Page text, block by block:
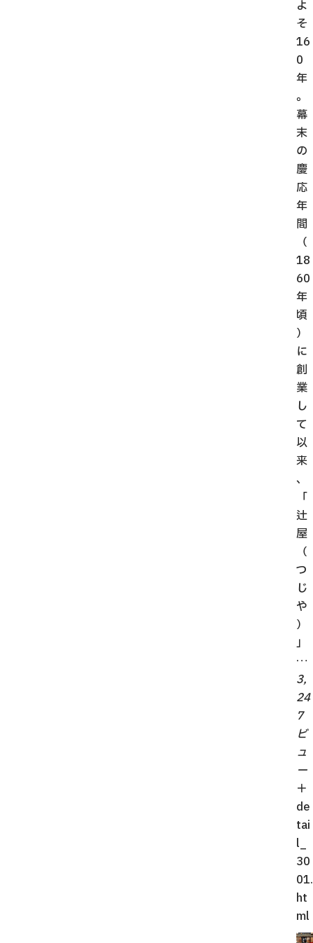
よ
そ
16
0
年
。
幕
末
の
慶
応
年
間
（
18
60
年
頃
）
に
創
業
し
て
以
来
、
「
辻
屋
（
つ
じ
や
）
」
…
3,
24
7
ビ
ュ
ー
＋
de
tai
l_
30
01.
ht
ml